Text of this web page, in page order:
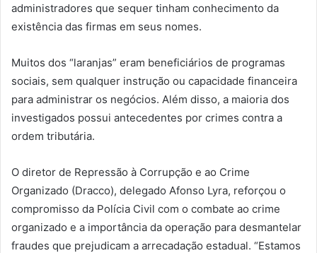
administradores que sequer tinham conhecimento da
existência das firmas em seus nomes.
Muitos dos “laranjas” eram beneficiários de programas
sociais, sem qualquer instrução ou capacidade financeira
para administrar os negócios. Além disso, a maioria dos
investigados possui antecedentes por crimes contra a
ordem tributária.
O diretor de Repressão à Corrupção e ao Crime
Organizado (Dracco), delegado Afonso Lyra, reforçou o
compromisso da Polícia Civil com o combate ao crime
organizado e a importância da operação para desmantelar
fraudes que prejudicam a arrecadação estadual. “Estamos